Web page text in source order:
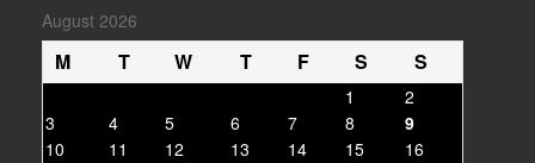
August 2026
M T W T F S S
1
2
3
4 5 6 7 8
9
10
11 12 13 14 15
16